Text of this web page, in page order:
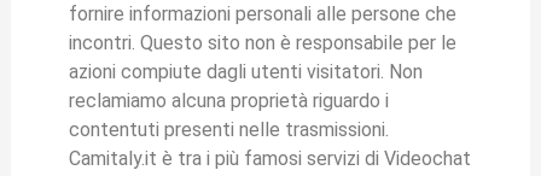
fornire informazioni personali alle persone che
incontri. Questo sito non è responsabile per le
azioni compiute dagli utenti visitatori. Non
reclamiamo alcuna proprietà riguardo i
contentuti presenti nelle trasmissioni.
Camitaly.it è tra i più famosi servizi di Videochat